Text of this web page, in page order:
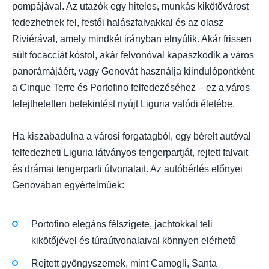
pompájával. Az utazók egy hiteles, munkás kikötővárost
fedezhetnek fel, festői halászfalvakkal és az olasz
Riviérával, amely mindkét irányban elnyúlik. Akár frissen
sült focacciát kóstol, akár felvonóval kapaszkodik a város
panorámájáért, vagy Genovát használja kiindulópontként
a Cinque Terre és Portofino felfedezéséhez – ez a város
felejthetetlen betekintést nyújt Liguria valódi életébe.
Ha kiszabadulna a városi forgatagból, egy bérelt autóval
felfedezheti Liguria látványos tengerpartját, rejtett falvait
és drámai tengerparti útvonalait. Az autóbérlés előnyei
Genovában egyértelműek:
Portofino elegáns félszigete, jachtokkal teli
kikötőjével és túraútvonalaival könnyen elérhető
Rejtett gyöngyszemek, mint Camogli, Santa